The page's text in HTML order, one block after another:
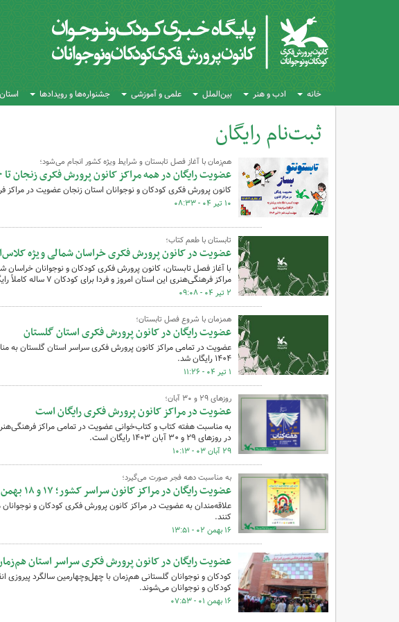
خانه ادب و هنر بین‌الملل علمی و آموزشی جشنواره‌ها و رویدادها
ثبت‌نام رایگان
کل اخبار:7 هم‌زمان با آغاز فصل تابستان و شرایط ویژه کشور انجام می‌شود؛
عضویت رایگان در همه مراکز کانون پرورش فکری زنجان تا ۲۰ تیر
کانون پرورش فکری کودکان و نوجوانان استان زنجان عضویت در مراکز فرهنگی هنری خود را
۱۰ تیر ۰۴ - ۰۸:۳۳
تابستان با طعم کتاب؛
عضویت در کانون پرورش فکری خراسان شمالی ویژه
با آغاز فصل تابستان، کانون پرورش فکری کودکان و نوجوانان
مراکز فرهنگی‌هنری این استان امروز و فردا برای کودکان ۷ ساله کاملاً رایگان است.
۲ تیر ۰۴ - ۰۹:۰۸
همزمان با شروع فصل تابستان؛
عضویت رایگان در کانون پرورش فکری استان گلستان
عضویت در تمامی مراکز کانون پرورش فکری سراسر استان گلستان به
۱۴۰۴ رایگان شد.
۱ تیر ۰۴ - ۱۱:۲۶
روزهای ۲۹ و ۳۰ آبان؛
عضویت در مراکز کانون پرورش فکری رایگان است
به مناسبت هفته کتاب و کتاب‌خوانی عضویت در تمامی مراکز
در روزهای ۲۹ و ۳۰ آبان ۱۴۰۳ رایگان است.
۲۹ آبان ۰۳ - ۱۰:۱۳
به مناسبت دهه فجر صورت می‌گیرد؛
عضویت رایگان در مراکز کانون سراسر کشور؛ ۱۷ و ۱۸ بهمن
کنند.
۱۶ بهمن ۰۲ - ۱۳:۵۱
عضویت رایگان در کانون پرورش فکری سراسر استان
کودکان و نوجوانان گلستانی هم‌زمان با چهل‌وچهارمین سالگرد
کودکان و نوجوانان می‌شوند.
۱۶ بهمن ۰۱ - ۰۷:۵۳